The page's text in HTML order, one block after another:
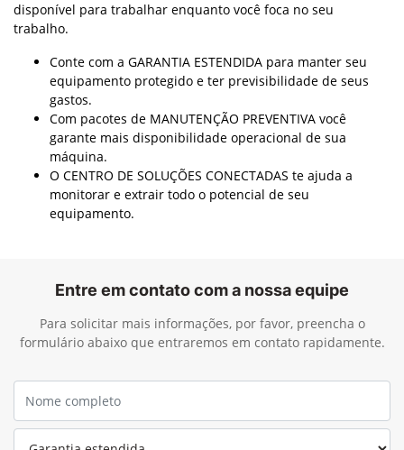
disponível para trabalhar enquanto você foca no seu
trabalho.
Conte com a GARANTIA ESTENDIDA para manter seu
equipamento protegido e ter previsibilidade de seus
gastos.
Com pacotes de MANUTENÇÃO PREVENTIVA você
garante mais disponibilidade operacional de sua
máquina.
O CENTRO DE SOLUÇÕES CONECTADAS te ajuda a
monitorar e extrair todo o potencial de seu
equipamento.
Entre em contato com a nossa equipe
Para solicitar mais informações, por favor, preencha o
formulário abaixo que entraremos em contato rapidamente.